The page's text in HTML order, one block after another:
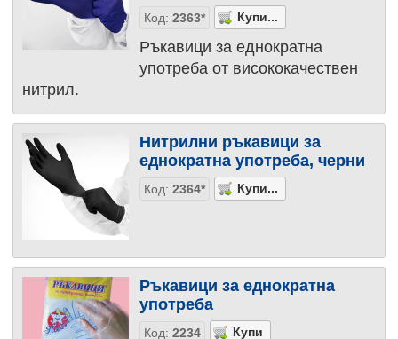
Код: 2363*
Ръкавици за еднократна
употреба от висококачествен
нитрил.
Нитрилни ръкавици за
еднократна употреба, черни
Код: 2364*
Ръкавици за еднократна
употреба
Код: 2234